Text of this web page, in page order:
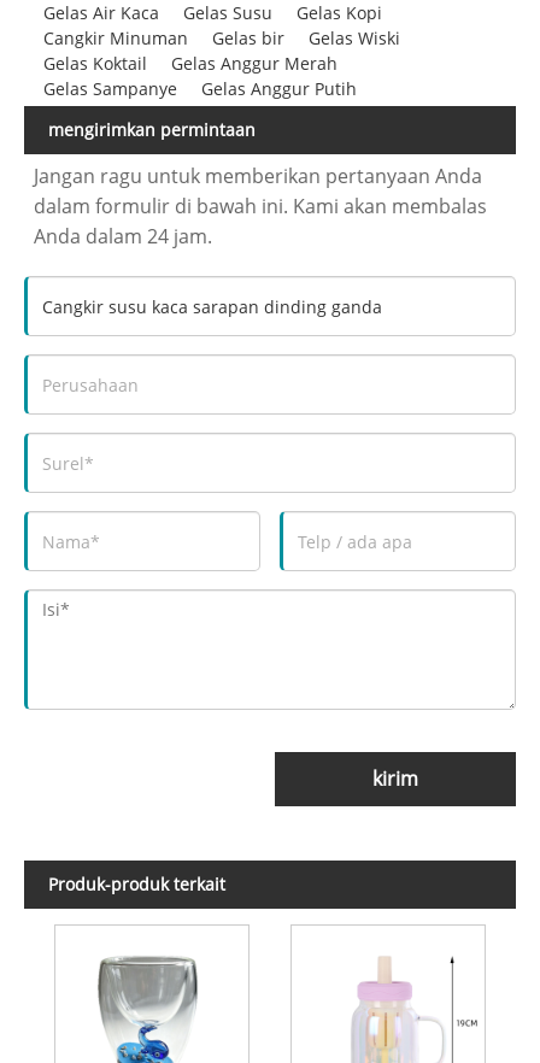
Gelas Air Kaca
Gelas Susu
Gelas Kopi
Cangkir Minuman
Gelas bir
Gelas Wiski
Gelas Koktail
Gelas Anggur Merah
Gelas Sampanye
Gelas Anggur Putih
mengirimkan permintaan
Jangan ragu untuk memberikan pertanyaan Anda
dalam formulir di bawah ini. Kami akan membalas
Anda dalam 24 jam.
kirim
Produk-produk terkait